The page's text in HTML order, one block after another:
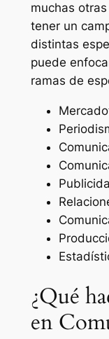
muchas otras
tener un
distintas
puede
ramas de
¿Qué
en